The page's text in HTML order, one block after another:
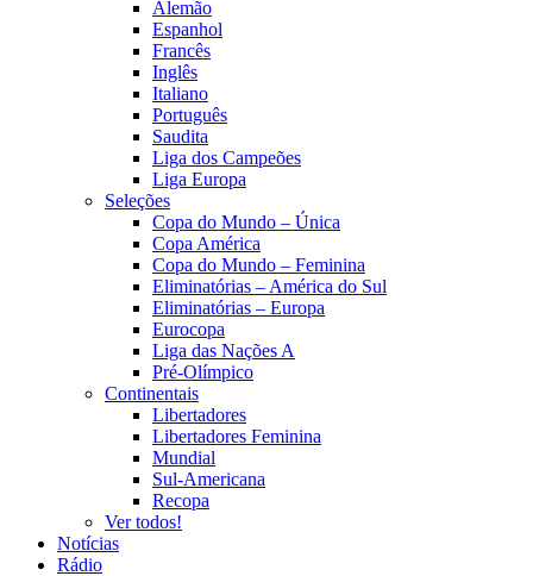
Alemão
Espanhol
Francês
Inglês
Italiano
Português
Saudita
Liga dos Campeões
Liga Europa
Seleções
Copa do Mundo – Única
Copa América
Copa do Mundo – Feminina
Eliminatórias – América do Sul
Eliminatórias – Europa
Eurocopa
Liga das Nações A
Pré-Olímpico
Continentais
Libertadores
Libertadores Feminina
Mundial
Sul-Americana
Recopa
Ver todos!
Notícias
Rádio